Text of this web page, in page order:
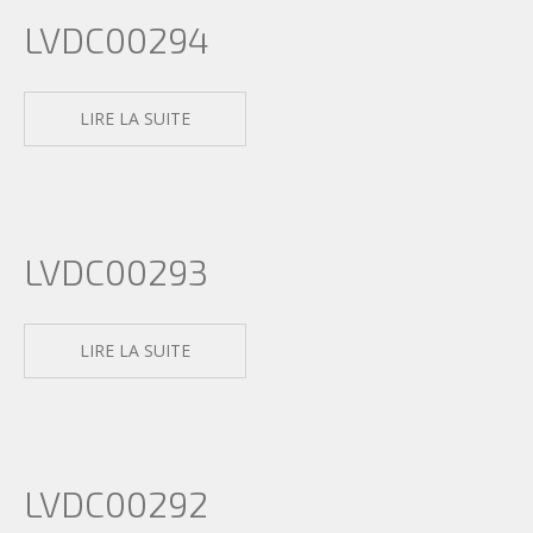
LVDC00294
LIRE LA SUITE
LVDC00293
LIRE LA SUITE
LVDC00292